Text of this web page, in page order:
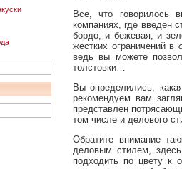
Все, что говорилось
компаниях, где введен
бордо, и бежевая, и
жестких ограничений в
ведь вы можете
толстовки…
Вы определились,
рекомендуем вам
представлен
том числе и делового
Обратите внимание
деловым стилем,
подходить по цвету к